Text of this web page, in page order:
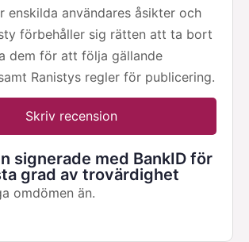
enskilda användares åsikter och
förbehåller sig rätten att ta bort
dem för att följa gällande
Ranistys regler för publicering.
Skriv recension
signerade med BankID för
grad av trovärdighet
omdömen än.